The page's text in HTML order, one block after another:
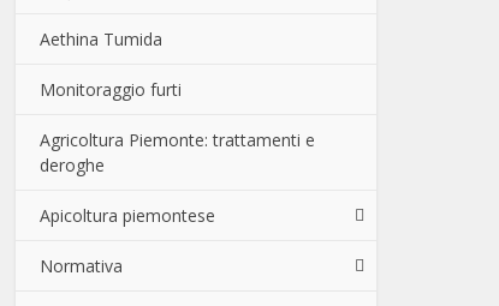
Aethina Tumida
Monitoraggio furti
Agricoltura Piemonte: trattamenti e
deroghe
Apicoltura piemontese
Normativa